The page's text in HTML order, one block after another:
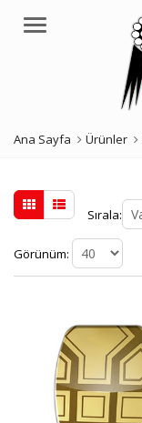
Menü
Ana Sayfa Ürünler
Sırala:
Görünüm: